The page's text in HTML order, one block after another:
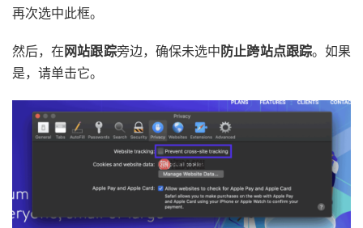
再次选中此框。
然后，在网站跟踪旁边，确保未选中防止跨站点跟踪。如果
是，请单击它。